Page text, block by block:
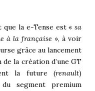
que la e-Tense est «sa
à la française », à voir
grâce au lancement
la création d’une GT
la future (renault)
segment premium